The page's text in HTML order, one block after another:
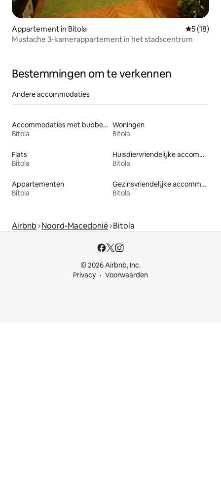
Appartement in Bitola
5 (18)
Mustache 3-kamerappartement in het stadscentrum
Bestemmingen om te verkennen
Andere accommodaties
Accommodaties met bubbelbad
Bitola
Woningen
Bitola
Flats
Bitola
Huisdiervriendelijke accommodaties
Bitola
Appartementen
Bitola
Gezinsvriendelijke accommodaties
Bitola
Airbnb Noord-Macedonië Bitola
© 2026 Airbnb, Inc.
Privacy
Voorwaarden